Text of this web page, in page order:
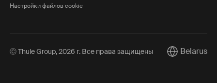
Настройки файлов cookie
Ⓒ Thule Group, 2026 г. Все права защищены CurrentBelarus